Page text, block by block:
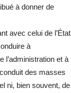
à donner de
avec celui de l’État
à
l’administration et à
des masses
ni, bien souvent, de